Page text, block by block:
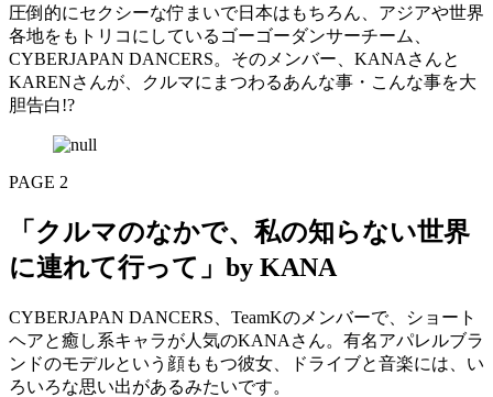
圧倒的にセクシーな佇まいで日本はもちろん、アジアや世界
各地をもトリコにしているゴーゴーダンサーチーム、
CYBERJAPAN DANCERS。そのメンバー、KANAさんと
KARENさんが、クルマにまつわるあんな事・こんな事を大
胆告白!?
PAGE 2
「クルマのなかで、私の知らない世界
に連れて行って」by KANA
CYBERJAPAN DANCERS、TeamKのメンバーで、ショート
ヘアと癒し系キャラが人気のKANAさん。有名アパレルブラ
ンドのモデルという顔ももつ彼女、ドライブと音楽には、い
ろいろな思い出があるみたいです。